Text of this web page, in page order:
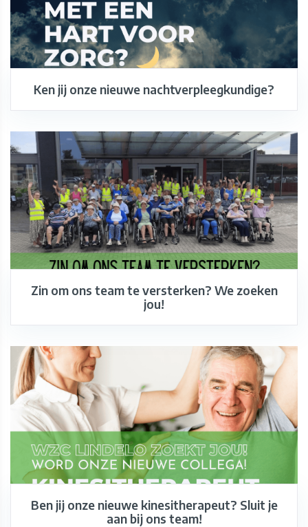
Ken jij onze nieuwe nachtverpleegkundige?
Zin om ons team te versterken? We zoeken
jou!
Ben jij onze nieuwe kinesitherapeut? Sluit je
aan bij ons team!